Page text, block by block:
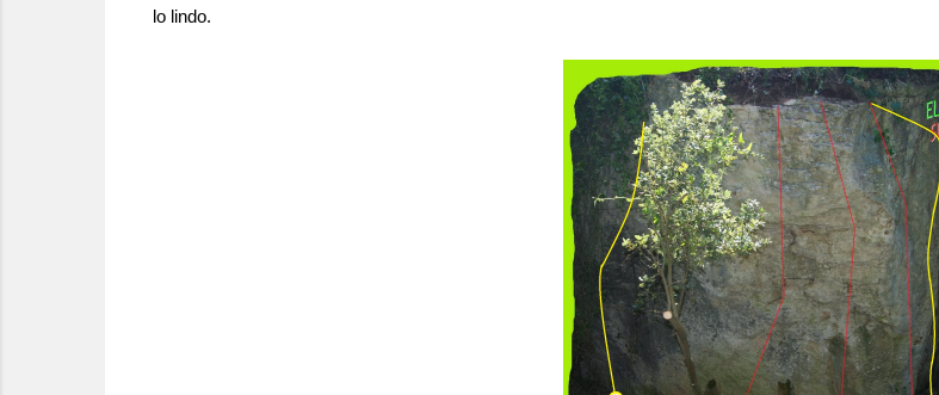
lo lindo.